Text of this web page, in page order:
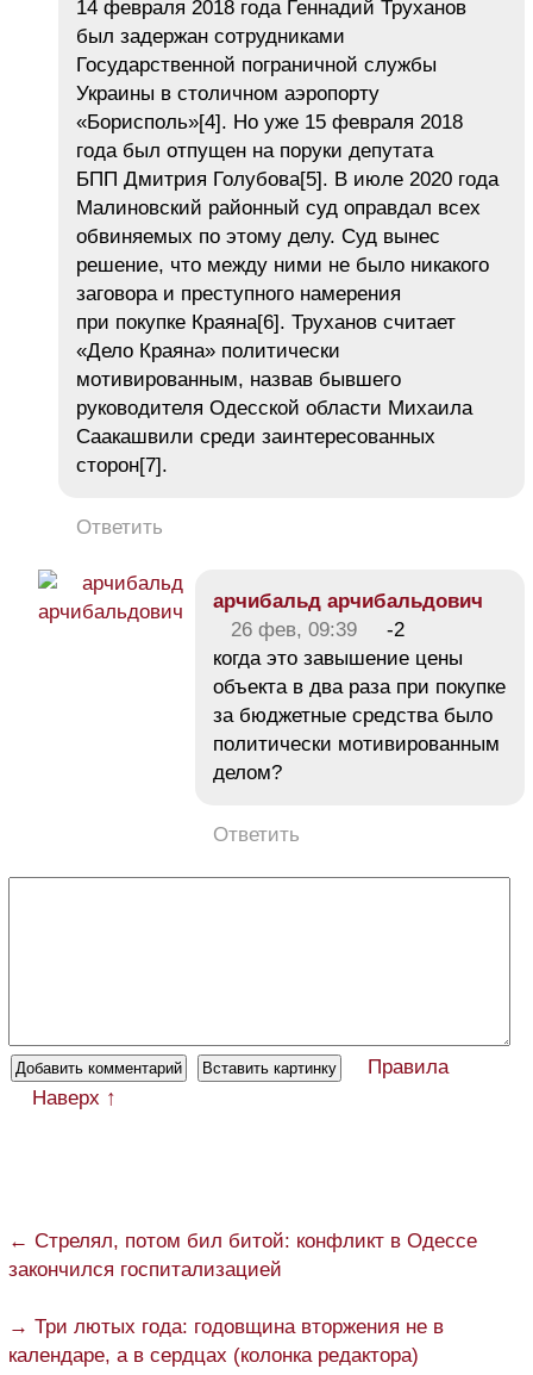
14 февраля 2018 года Геннадий Труханов
был задержан сотрудниками
Государственной пограничной службы
Украины в столичном аэропорту
«Борисполь»[4]. Но уже 15 февраля 2018
года был отпущен на поруки депутата
БПП Дмитрия Голубова[5]. В июле 2020 года
Малиновский районный суд оправдал всех
обвиняемых по этому делу. Суд вынес
решение, что между ними не было никакого
заговора и преступного намерения
при покупке Краяна[6]. Труханов считает
«Дело Краяна» политически
мотивированным, назвав бывшего
руководителя Одесской области Михаила
Саакашвили среди заинтересованных
сторон[7].
Ответить
арчибальд арчибальдович
26 фев, 09:39
-2
когда это завышение цены
объекта в два раза при покупке
за бюджетные средства было
политически мотивированным
делом?
Ответить
Правила
Наверх ↑
← Стрелял, потом бил битой: конфликт в Одессе
закончился госпитализацией
→ Три лютых года: годовщина вторжения не в
календаре, а в сердцах (колонка редактора)